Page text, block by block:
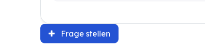
Frage stellen